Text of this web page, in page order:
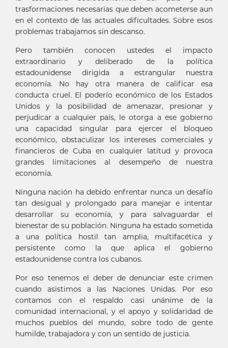
trasformaciones necesarias que deben acometerse aun
en el contexto de las actuales dificultades. Sobre esos
problemas trabajamos sin descanso.
Pero también conocen ustedes el impacto
extraordinario y deliberado de la política
estadounidense dirigida a estrangular nuestra
economía. No hay otra manera de calificar esa
conducta cruel. El poderío económico de los Estados
Unidos y la posibilidad de amenazar, presionar y
perjudicar a cualquier país, le otorga a ese gobierno
una capacidad singular para ejercer el bloqueo
económico, obstaculizar los intereses comerciales y
financieros de Cuba en cualquier latitud y provoca
grandes limitaciones al desempeño de nuestra
economía.
Ninguna nación ha debido enfrentar nunca un desafío
tan desigual y prolongado para manejar e intentar
desarrollar su economía, y para salvaguardar el
bienestar de su población. Ninguna ha estado sometida
a una política hostil tan amplia, multifacética y
persistente como la que aplica el gobierno
estadounidense contra los cubanos.
Por eso tenemos el deber de denunciar este crimen
cuando asistimos a las Naciones Unidas. Por eso
contamos con el respaldo casi unánime de la
comunidad internacional, y el apoyo y solidaridad de
muchos pueblos del mundo, sobre todo de gente
humilde, trabajadora y con un sentido de justicia.